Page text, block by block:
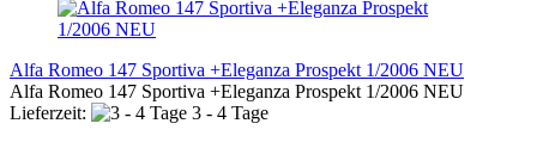
Alfa Romeo 147 Sportiva +Eleganza Prospekt 1/2006 NEU
Alfa Romeo 147 Sportiva +Eleganza Prospekt 1/2006 NEU
Lieferzeit:
3 - 4 Tage